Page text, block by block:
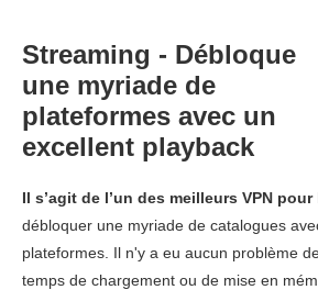
Streaming - Débloque
une myriade de
plateformes avec un
excellent playback
Il s’agit de l’un des meilleurs VPN
débloquer une myriade de catalogues
plateformes. Il n'y a eu aucun problème
temps de chargement ou de mise en